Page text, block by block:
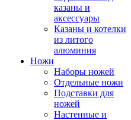
казаны и
аксессуары
Казаны и котелки
из литого
алюминия
Ножи
Наборы ножей
Отдельные ножи
Подставки для
ножей
Настенные и